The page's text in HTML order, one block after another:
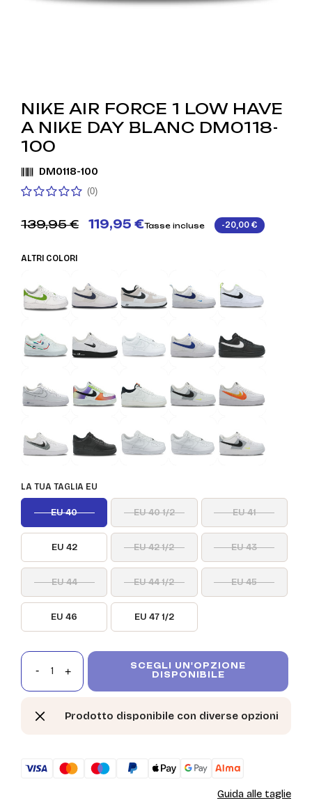
NIKE AIR FORCE 1 LOW HAVE
A NIKE DAY BLANC DM0118-
100
DM0118-100
(0)
139,95 € 119,95 €Tasse incluse -20,00 €
ALTRI COLORI
LA TUA TAGLIA EU
EU 40 EU 40 1/2 EU 41
EU 42 EU 42 1/2 EU 43
EU 44 EU 44 1/2 EU 45
EU 46 EU 47 1/2
SCEGLI UN'OPZIONE
DISPONIBILE
Prodotto disponibile con diverse opzioni
Guida alle taglie